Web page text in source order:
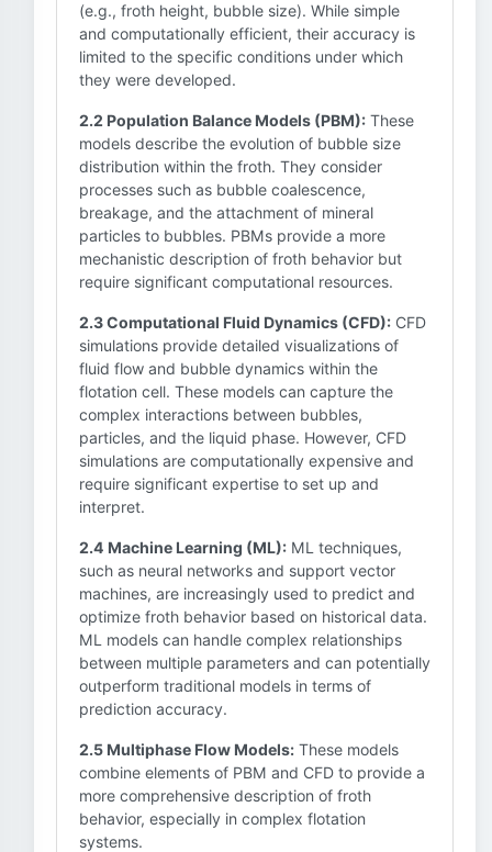
(e.g., froth height, bubble size). While simple
and computationally efficient, their accuracy is
limited to the specific conditions under which
they were developed.
2.2 Population Balance Models (PBM): These
models describe the evolution of bubble size
distribution within the froth. They consider
processes such as bubble coalescence,
breakage, and the attachment of mineral
particles to bubbles. PBMs provide a more
mechanistic description of froth behavior but
require significant computational resources.
2.3 Computational Fluid Dynamics (CFD): CFD
simulations provide detailed visualizations of
fluid flow and bubble dynamics within the
flotation cell. These models can capture the
complex interactions between bubbles,
particles, and the liquid phase. However, CFD
simulations are computationally expensive and
require significant expertise to set up and
interpret.
2.4 Machine Learning (ML): ML techniques,
such as neural networks and support vector
machines, are increasingly used to predict and
optimize froth behavior based on historical data.
ML models can handle complex relationships
between multiple parameters and can potentially
outperform traditional models in terms of
prediction accuracy.
2.5 Multiphase Flow Models: These models
combine elements of PBM and CFD to provide a
more comprehensive description of froth
behavior, especially in complex flotation
systems.